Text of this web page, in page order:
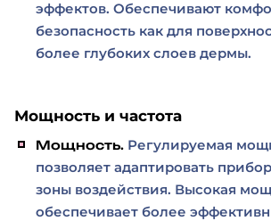
эффектов. Обеспечивают
безопасность как для
более глубоких слоев дермы.
Мощность и частота
Мощность. Регулируемая
позволяет адаптировать
зоны воздействия. Высокая
обеспечивает более